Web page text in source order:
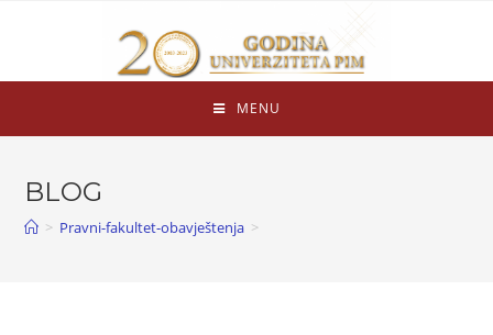
MENU
BLOG
> Pravni-fakultet-obavještenja >